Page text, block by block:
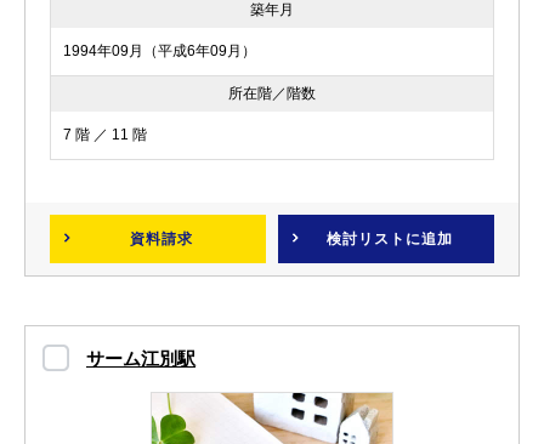
築年月
1994年09月（平成6年09月）
所在階／階数
7 階 ／ 11 階
資料請求 検討リスト に追加
サーム江別駅